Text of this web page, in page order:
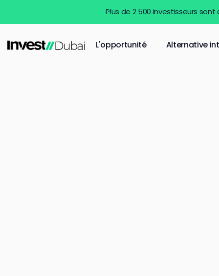
Plus de 2 500 investisseurs
L'opportunité Alternative